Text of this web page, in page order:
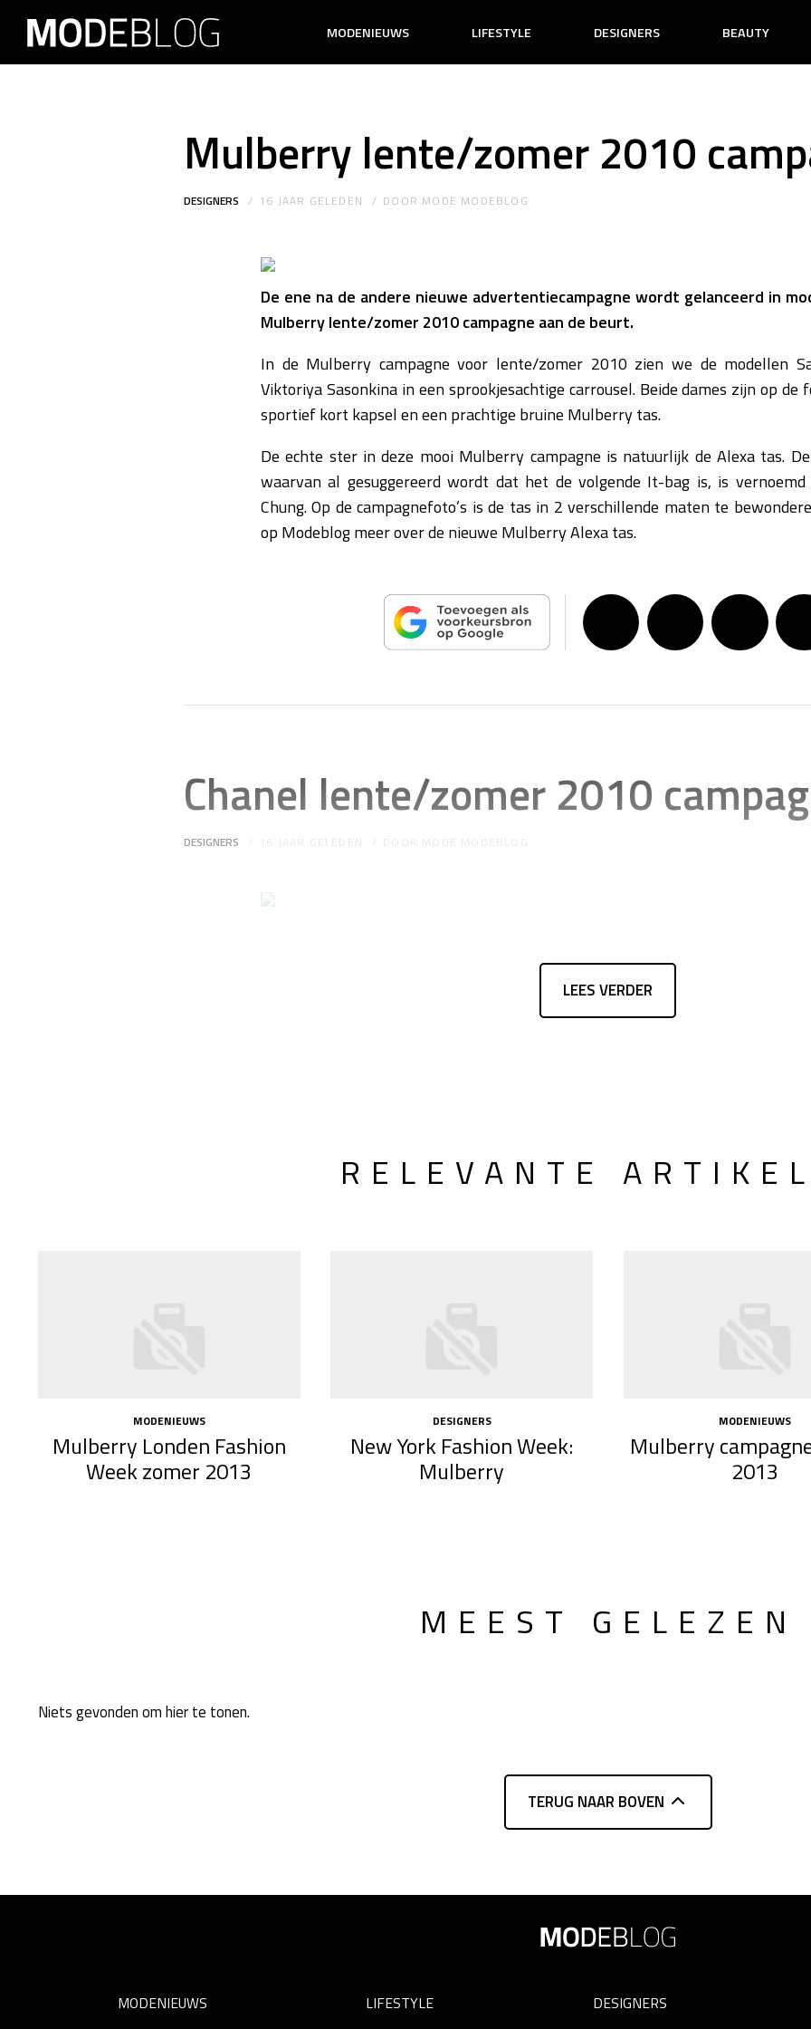
MODENIEUWS LIFESTYLE DESIGNERS BEAUTY
Mulberry lente/zomer 2010
DESIGNERS 16 JAAR GELEDEN DOOR MODE MODEBLOG
De ene na de andere nieuwe advertentiecampagne wordt gelanceerd in
Mulberry lente/zomer 2010 campagne aan de beurt.
In de Mulberry campagne voor lente/zomer 2010 zien we de modellen
Viktoriya Sasonkina in een sprookjesachtige carrousel. Beide dames zijn op de
sportief kort kapsel en een prachtige bruine Mulberry tas.
De echte ster in deze mooi Mulberry campagne is natuurlijk de Alexa tas.
waarvan al gesuggereerd wordt dat het de volgende It-bag is, is
Chung. Op de campagnefoto’s is de tas in 2 verschillende maten te
op Modeblog meer over de nieuwe Mulberry Alexa tas.
Chanel lente/zomer 2010
DESIGNERS 16 JAAR GELEDEN DOOR MODE MODEBLOG
LEES VERDER
RELEVANTE
MODENIEUWS
Mulberry Londen Fashion
Week zomer 2013
DESIGNERS
New York Fashion Week:
Mulberry
MODENIEUWS
Mulberry
2013
MEEST GELEZEN
Niets gevonden om hier te tonen.
TERUG NAAR BOVEN
MODENIEUWS LIFESTYLE DESIGNERS